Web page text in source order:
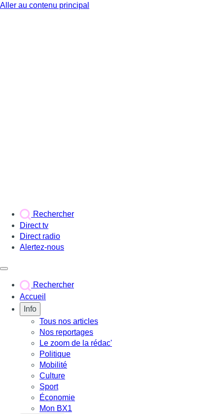
Aller au contenu principal
Rechercher
Direct tv
Direct radio
Alertez-nous
Rechercher
Accueil
Info
Tous nos articles
Nos reportages
Le zoom de la rédac'
Politique
Mobilité
Culture
Sport
Économie
Mon BX1